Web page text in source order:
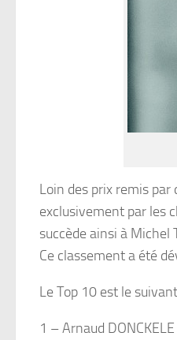
Loin des prix remis par
exclusivement par les
succède ainsi à
Ce classement a été
Le Top 10 est le
1 – Arnaud